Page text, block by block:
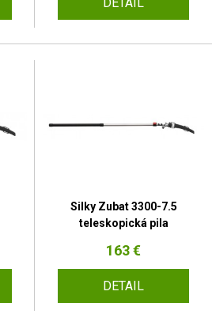
Silky Zubat 3300-7.5
teleskopická pila
163 €
DETAIL